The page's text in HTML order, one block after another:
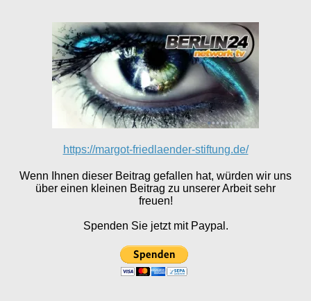
https://margot-friedlaender-stiftung.de/
Wenn Ihnen dieser Beitrag gefallen hat, würden wir uns
über einen kleinen Beitrag zu unserer Arbeit sehr
freuen!
Spenden Sie jetzt mit Paypal.